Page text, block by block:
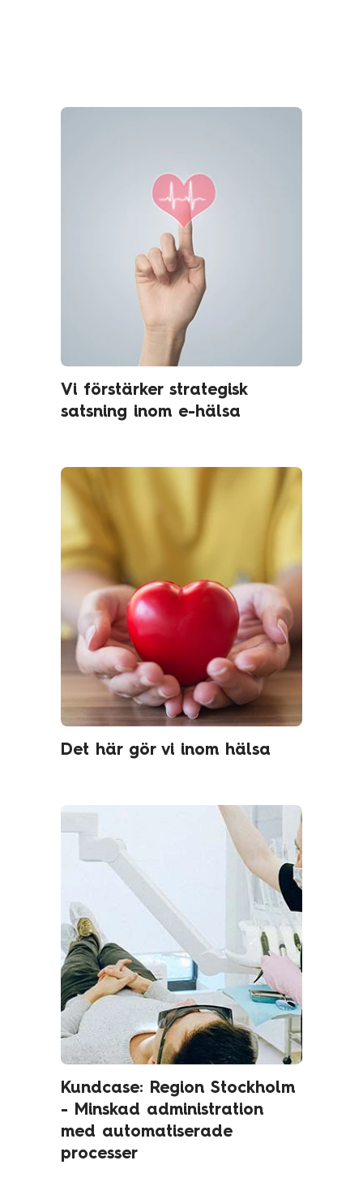
Vi förstärker strategisk
satsning inom e-hälsa
Det här gör vi inom hälsa
Kundcase: Region Stockholm
- Minskad administration
med automatiserade
processer